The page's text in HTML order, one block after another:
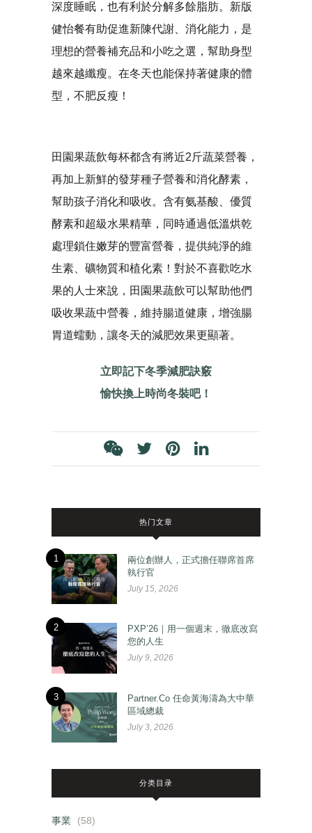
深度睡眠，也有利於分解多餘脂肪。新版
健怡餐有助促進新陳代謝、消化能力，是
理想的營養補充品和小吃之選，幫助身型
越來越纖瘦。在冬天也能保持著健康的體
型，不肥反瘦！
田園果蔬飲每杯都含有將近2斤蔬菜營養，
再加上新鮮的發芽種子營養和消化酵素，
幫助孩子消化和吸收。含有氨基酸、優質
酵素和超級水果精華，同時通過低溫烘乾
處理鎖住嫩芽的豐富營養，提供純淨的維
生素、礦物質和植化素！對於不喜歡吃水
果的人士來說，田園果蔬飲可以幫助他們
吸收果蔬中營養，維持腸道健康，增強腸
胃道蠕動，讓冬天的減肥效果更顯著。
立即記下冬季減肥訣竅
愉快換上時尚冬裝吧！
热门文章
1
兩位創辦人，正式擔任聯席首席
執行官
July 15, 2026
2
PXP’26｜用一個週末，徹底改寫
您的人生
July 9, 2026
3
Partner.Co 任命黃海濤為大中華
區域總裁
July 3, 2026
分类目录
事業 (58)